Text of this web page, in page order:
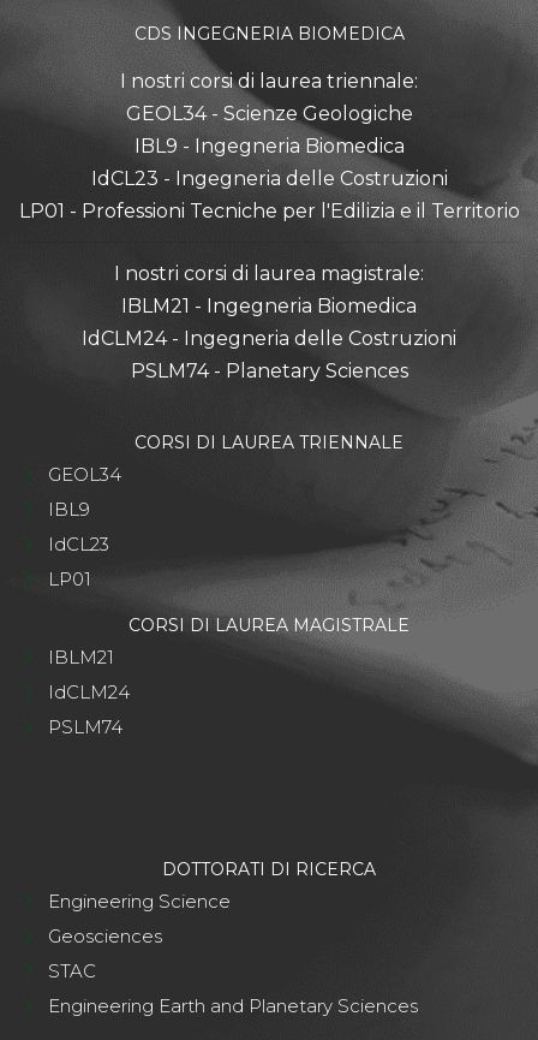
CDS INGEGNERIA BIOMEDICA
I nostri corsi di laurea triennale:
GEOL34 - Scienze Geologiche
IBL9 - Ingegneria Biomedica
IdCL23 - Ingegneria delle Costruzioni
LP01 - Professioni Tecniche per l'Edilizia e il Territorio
I nostri corsi di laurea magistrale:
IBLM21 - Ingegneria Biomedica
IdCLM24 - Ingegneria delle Costruzioni
PSLM74 - Planetary Sciences
CORSI DI LAUREA TRIENNALE
GEOL34
IBL9
IdCL23
LP01
CORSI DI LAUREA MAGISTRALE
IBLM21
IdCLM24
PSLM74
DOTTORATI DI RICERCA
Engineering Science
Geosciences
STAC
Engineering Earth and Planetary Sciences